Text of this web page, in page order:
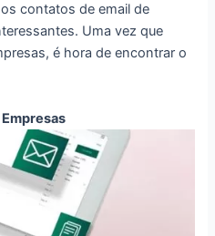
contatos de email de
Uma vez que
é hora de encontrar o